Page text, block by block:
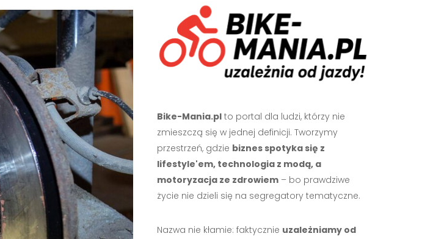
Bike-Mania.plto portal dla ludzi, którzy nie
zmieszczą się w jednej definicji. Tworzymy
przestrzeń, gdzie biznes spotyka się z
lifestyle'em, technologia z modą, a
motoryzacja ze zdrowiem– bo prawdziwe
życie nie dzieli się na segregatory tematyczne.
Nazwa nie kłamie: faktycznie uzależniamy od